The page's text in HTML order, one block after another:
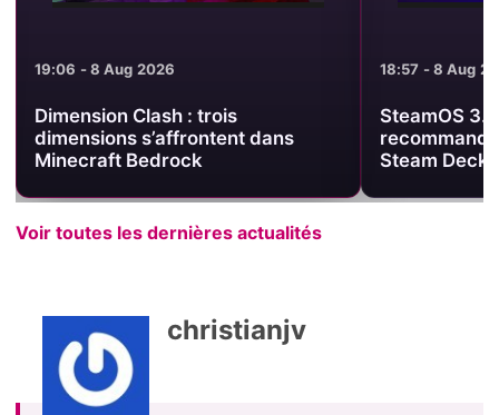
19:06 - 8 Aug 2026
Dimension Clash : trois
dimensions s’affrontent dans
Minecraft Bedrock
18:57 - 8 Aug
SteamOS
Steam Deck
Voir toutes les dernières actualités
christianjv